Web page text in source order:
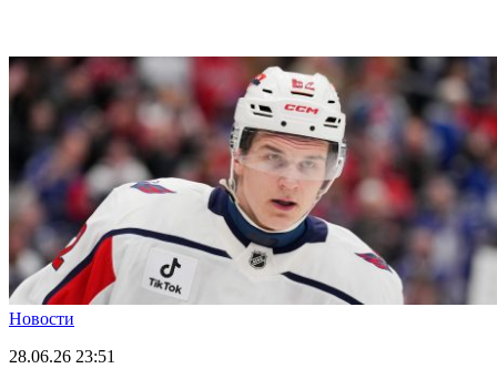
Новости
28.06.26 23:51